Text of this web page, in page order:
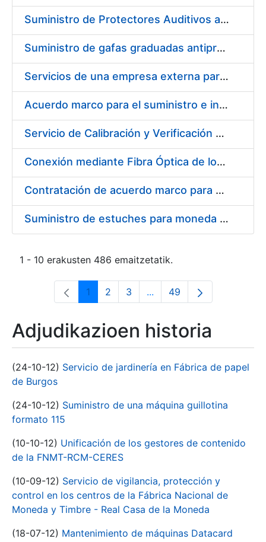
Suministro de Protectores Auditivos a medida para las personas trabajadoras de los Centros de Trabajo de Madrid y Burgos
Suministro de gafas graduadas antiproyecciones para los trabajadores de la FNMT-RCM en los centros de trabajo de Madrid y Burgos
Servicios de una empresa externa para el asesoramiento y resolución de los recursos de alzada que se presentan relacionados con procesos de selección para la FNMT-RCM
Acuerdo marco para el suministro e instalación de persianas, estores y otros complementos
Servicio de Calibración y Verificación Externa de los Equipos de Medición del Servicio de Prevención de la FNMT-RCM
Conexión mediante Fibra Óptica de los Centros de Proceso de Datos (CPDs) de las sedes de la FNMT-RCM de Burgos y Madrid
Contratación de acuerdo marco para el Suministro de Material de Electricidad para la Fábrica Nacional de Moneda y Timbre-Real Casa de la Moneda en su centro de trabajo de Burgos
Suministro de estuches para moneda de 30 €
1 - 10 erakusten 486 emaitzetatik.
Orrialdea
1 Orrialdea
2 Orrialdea
3 ...Intermediate Pages Use
Orrialdea
49
Adjudikazioen historia
(24-10-12) Servicio de jardinería en Fábrica de papel
de Burgos
(24-10-12) Suministro de una máquina guillotina
formato 115
(10-10-12) Unificación de los gestores de contenido
de la FNMT-RCM-CERES
(10-09-12) Servicio de vigilancia, protección y
control en los centros de la Fábrica Nacional de
Moneda y Timbre - Real Casa de la Moneda
(18-07-12) Mantenimiento de máquinas Datacard